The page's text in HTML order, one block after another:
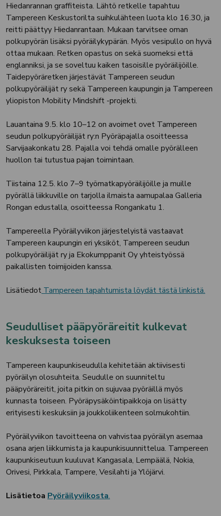
Hiedanrannan graffiteista. Lähtö retkelle tapahtuu
Tampereen Keskustorilta suihkulähteen luota klo 16.30, ja
reitti päättyy Hiedanrantaan. Mukaan tarvitsee oman
polkupyörän lisäksi pyöräilykypärän. Myös vesipullo on hyvä
ottaa mukaan. Retken opastus on sekä suomeksi että
englanniksi, ja se soveltuu kaiken tasoisille pyöräilijöille.
Taidepyöräretken järjestävät Tampereen seudun
polkupyöräilijät ry sekä Tampereen kaupungin ja Tampereen
yliopiston Mobility Mindshift -projekti.
Lauantaina 9.5. klo 10–12 on avoimet ovet Tampereen
seudun polkupyöräilijät ry:n Pyöräpajalla osoitteessa
Sarvijaakonkatu 28. Pajalla voi tehdä omalle pyörälleen
huollon tai tutustua pajan toimintaan.
Tiistaina 12.5. klo 7–9 työmatkapyöräilijöille ja muille
pyörällä liikkuville on tarjolla ilmaista aamupalaa Galleria
Rongan edustalla, osoitteessa Rongankatu 1.
Tampereella Pyöräilyviikon järjestelyistä vastaavat
Tampereen kaupungin eri yksiköt, Tampereen seudun
polkupyöräilijät ry ja Ekokumppanit Oy yhteistyössä
paikallisten toimijoiden kanssa.
Lisätiedot Tampereen tapahtumista löydät tästä linkistä.
Seudulliset pääpyöräreitit kulkevat
keskuksesta toiseen
Tampereen kaupunkiseudulla kehitetään aktiivisesti
pyöräilyn olosuhteita. Seudulle on suunniteltu
pääpyöräreitit, joita pitkin on sujuvaa pyöräillä myös
kunnasta toiseen. Pyöräpysäköintipaikkoja on lisätty
erityisesti keskuksiin ja joukkoliikenteen solmukohtiin.
Pyöräilyviikon tavoitteena on vahvistaa pyöräilyn asemaa
osana arjen liikkumista ja kaupunkisuunnittelua. Tampereen
kaupunkiseutuun kuuluvat Kangasala, Lempäälä, Nokia,
Orivesi, Pirkkala, Tampere, Vesilahti ja Ylöjärvi.
Lisätietoa Pyöräilyviikosta.